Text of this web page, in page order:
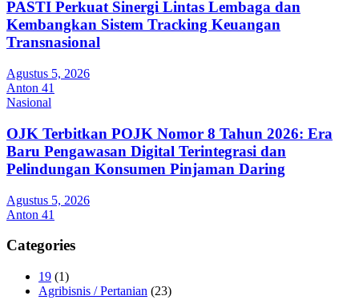
PASTI Perkuat Sinergi Lintas Lembaga dan
Kembangkan Sistem Tracking Keuangan
Transnasional
Agustus 5, 2026
Anton 41
Nasional
OJK Terbitkan POJK Nomor 8 Tahun 2026: Era
Baru Pengawasan Digital Terintegrasi dan
Pelindungan Konsumen Pinjaman Daring
Agustus 5, 2026
Anton 41
Categories
19 (1)
Agribisnis / Pertanian (23)